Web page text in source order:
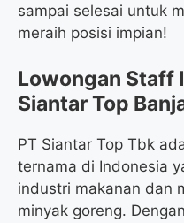
sampai selesai untuk
meraih posisi impian!
Lowongan Staff
Siantar Top
PT Siantar Top Tbk
ternama di Indonesia
industri makanan dan
minyak goreng.